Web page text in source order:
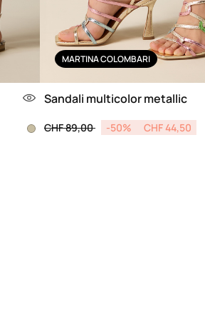
MARTINA COLOMBARI
Sandali multicolor metallic
Price reduced from
CHF 89,00to-50% CHF 44,50